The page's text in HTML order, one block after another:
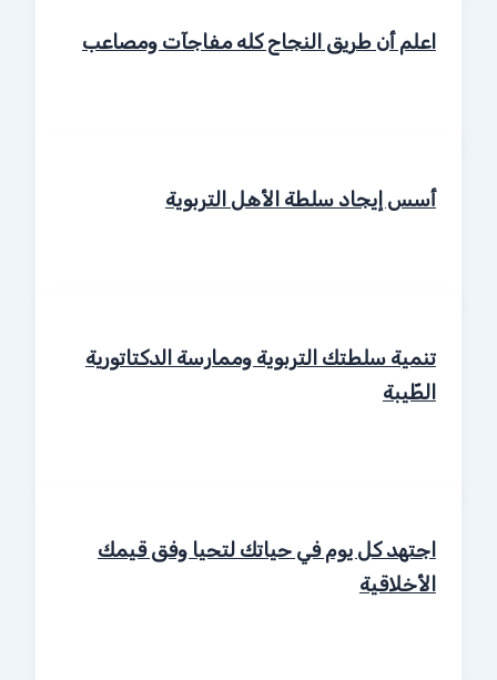
اعلم أن طريق النجاح كله مفاجآت ومصاعب
أسس إيجاد سلطة الأهل التربوية
تنمية سلطتك التربوية وممارسة الدكتاتورية
الطّيبة
اجتهد كل يوم في حياتك لتحيا وفق قيمك
الأخلاقية